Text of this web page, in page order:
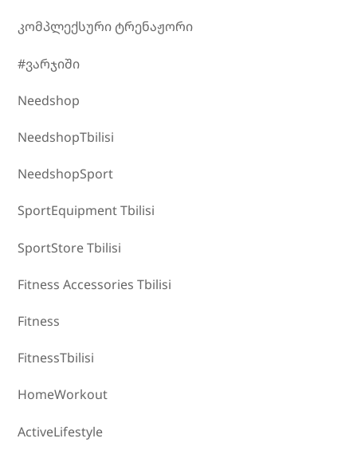
კომპლექსური ტრენაჟორი
#ვარჯიში
Needshop
NeedshopTbilisi
NeedshopSport
SportEquipment Tbilisi
SportStore Tbilisi
Fitness Accessories Tbilisi
Fitness
FitnessTbilisi
HomeWorkout
ActiveLifestyle